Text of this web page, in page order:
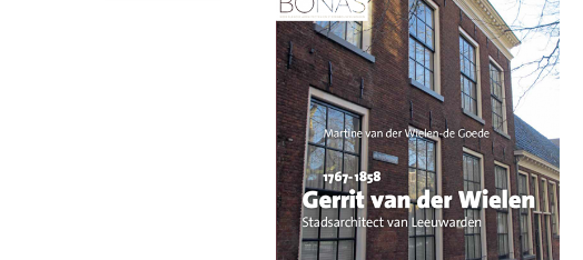
gaf hij kunstzinnig vorm
hij ook de
met bijzondere